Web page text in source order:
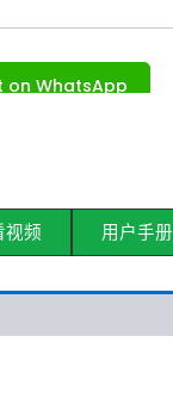
视频 用户手册